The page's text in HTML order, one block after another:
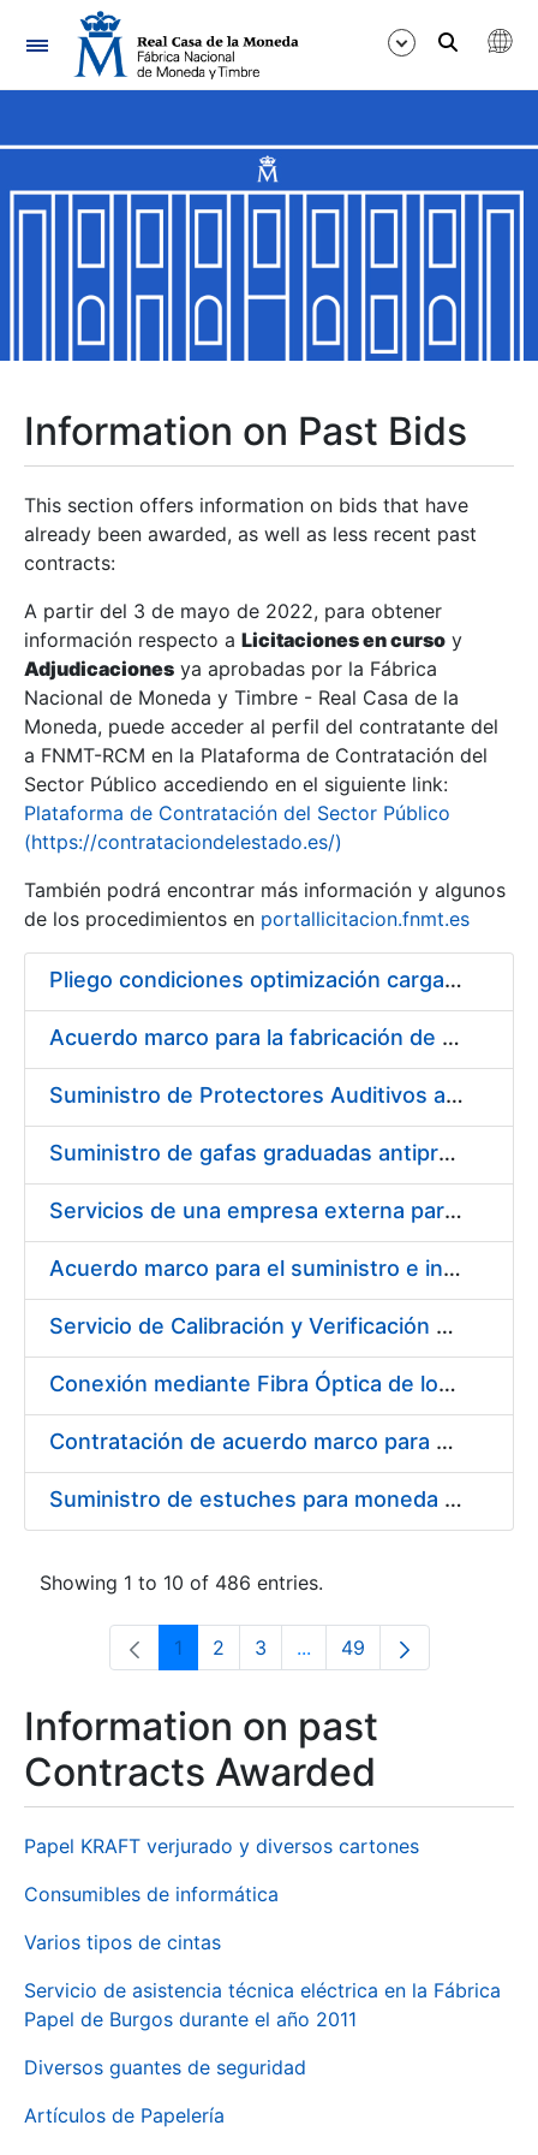
Navigation
Show/Hide
Show/Hide
Show/Hide
Show/Hide
Show/Hide
Show/Hide
Information on Past Bids
This section offers information on bids that have
already been awarded, as well as less recent past
contracts:
A partir del 3 de mayo de 2022, para obtener
información respecto a Licitaciones en curso y
Adjudicaciones ya aprobadas por la Fábrica
Nacional de Moneda y Timbre - Real Casa de la
Moneda, puede acceder al perfil del contratante del
a FNMT-RCM en la Plataforma de Contratación del
Sector Público accediendo en el siguiente link:
Plataforma de Contratación del Sector Público
(https://contrataciondelestado.es/)
También podrá encontrar más información y algunos
de los procedimientos en portallicitacion.fnmt.es
Pliego condiciones optimización cargas compras firmado
Acuerdo marco para la fabricación de piezas
Suministro de Protectores Auditivos a medida para las personas trabajadoras de los Centros de Trabajo de Madrid y Burgos
Suministro de gafas graduadas antiproyecciones para los trabajadores de la FNMT-RCM en los centros de trabajo de Madrid y Burgos
Servicios de una empresa externa para el asesoramiento y resolución de los recursos de alzada que se presentan relacionados con procesos de selección para la FNMT-RCM
Acuerdo marco para el suministro e instalación de persianas, estores y otros complementos
Servicio de Calibración y Verificación Externa de los Equipos de Medición del Servicio de Prevención de la FNMT-RCM
Conexión mediante Fibra Óptica de los Centros de Proceso de Datos (CPDs) de las sedes de la FNMT-RCM de Burgos y Madrid
Contratación de acuerdo marco para el Suministro de Material de Electricidad para la Fábrica Nacional de Moneda y Timbre-Real Casa de la Moneda en su centro de trabajo de Burgos
Suministro de estuches para moneda de 30 €
Showing 1 to 10 of 486 entries.
Page
1 Page
2 Page
3 ...Intermediate Pages Use
Page
49
Information on past
Contracts Awarded
Papel KRAFT verjurado y diversos cartones
Consumibles de informática
Varios tipos de cintas
Servicio de asistencia técnica eléctrica en la Fábrica
Papel de Burgos durante el año 2011
Diversos guantes de seguridad
Artículos de Papelería